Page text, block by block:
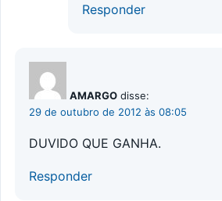
Responder
AMARGO disse:
29 de outubro de 2012 às 08:05
DUVIDO QUE GANHA.
Responder